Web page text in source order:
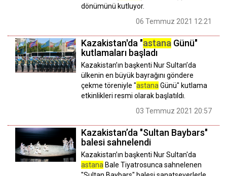
dönümünü kutluyor.
06 Temmuz 2021 12:21
Kazakistan'da "astana Günü"
kutlamaları başladı
Kazakistan’ın başkenti Nur Sultan’da
ülkenin en büyük bayrağını göndere
çekme töreniyle "astana Günü" kutlama
etkinlikleri resmi olarak başlatıldı.
03 Temmuz 2021 20:57
Kazakistan’da "Sultan Baybars"
balesi sahnelendi
Kazakistan’ın başkenti Nur Sultan'da
astana Bale Tiyatrosunca sahnelenen